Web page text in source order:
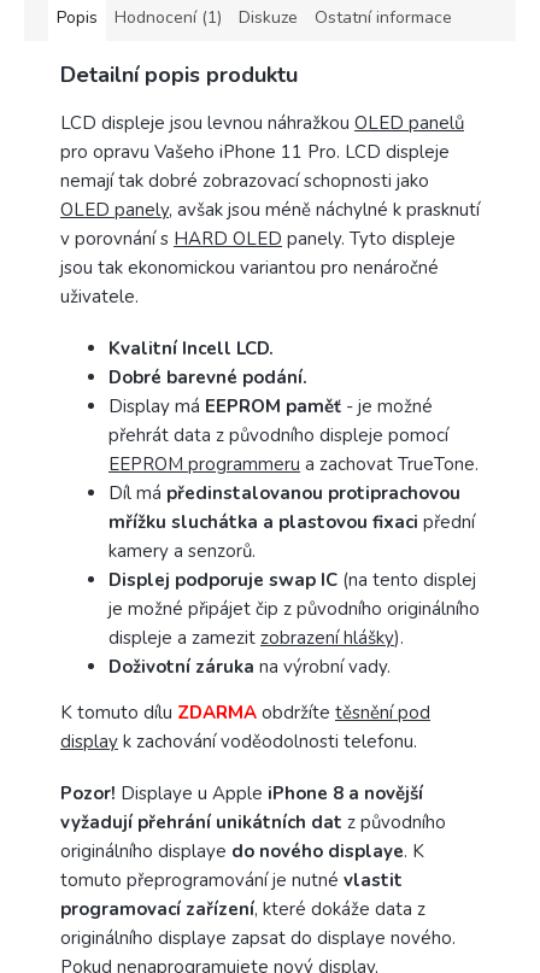
Popis Hodnocení (1) Diskuze Ostatní informace
Detailní popis produktu
LCD displeje jsou levnou náhražkou OLED panelů
pro opravu Vašeho iPhone 11 Pro. LCD displeje
nemají tak dobré zobrazovací schopnosti jako
OLED panely, avšak jsou méně náchylné k prasknutí
v porovnání s HARD OLED panely. Tyto displeje
jsou tak ekonomickou variantou pro nenáročné
uživatele.
Kvalitní Incell LCD.
Dobré barevné podání.
Display má EEPROM paměť - je možné
přehrát data z původního displeje pomocí
EEPROM programmeru a zachovat TrueTone.
Díl má předinstalovanou protiprachovou
mřížku sluchátka a plastovou fixaci přední
kamery a senzorů.
Displej podporuje swap IC (na tento displej
je možné připájet čip z původního originálního
displeje a zamezit zobrazení hlášky).
Doživotní záruka na výrobní vady.
K tomuto dílu ZDARMA obdržíte těsnění pod
display k zachování voděodolnosti telefonu.
Pozor! Displaye u Apple iPhone 8 a novější
vyžadují přehrání unikátních dat z původního
originálního displaye do nového displaye. K
tomuto přeprogramování je nutné vlastit
programovací zařízení, které dokáže data z
originálního displaye zapsat do displaye nového.
Pokud nenaprogramujete nový display,